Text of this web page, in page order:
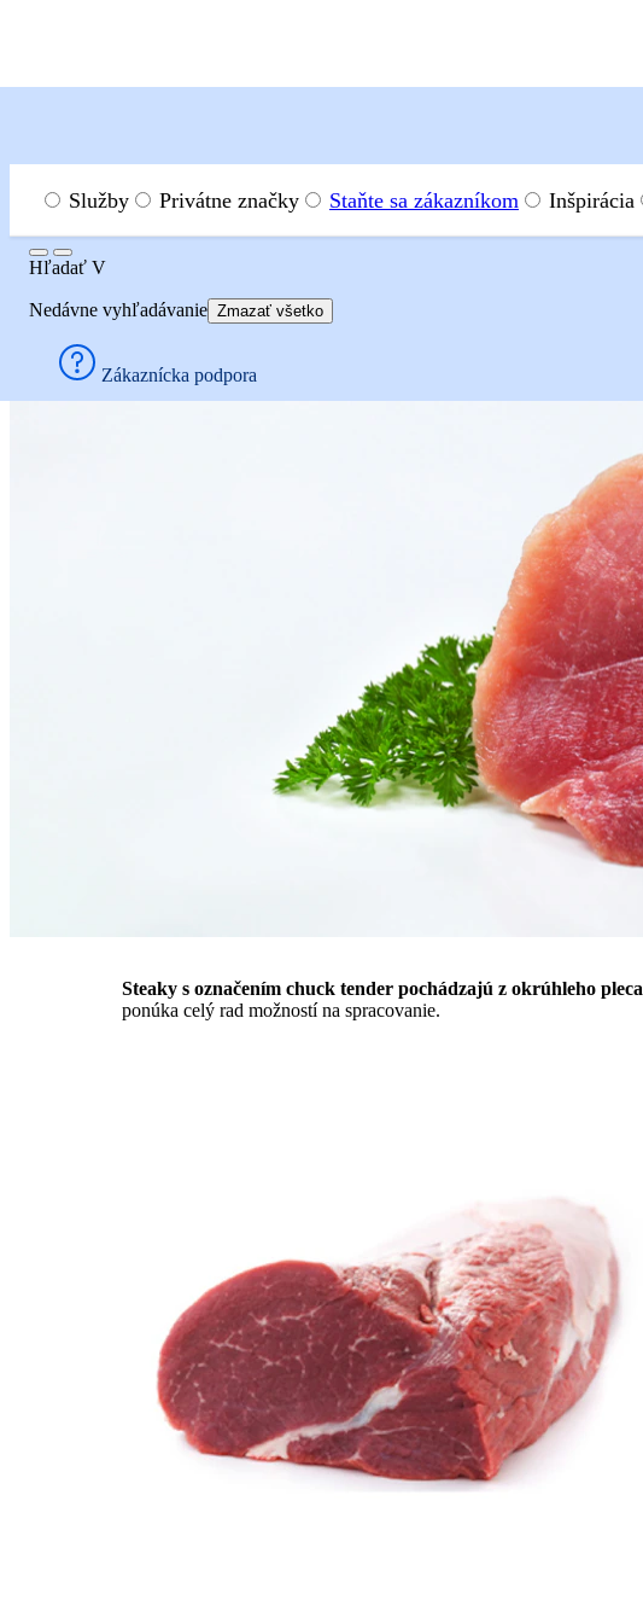
Menu
Hľadať
Hľadať V
Nedávne vyhľadávanie Zmazať všetko
Zákaznícka podpora
Služby Privátne značky Staňte sa zákazníkom Inšpirácia
Steaky s označením chuck tender pochádzajú z okrúhleho pleca
ponúka celý rad možností na spracovanie.